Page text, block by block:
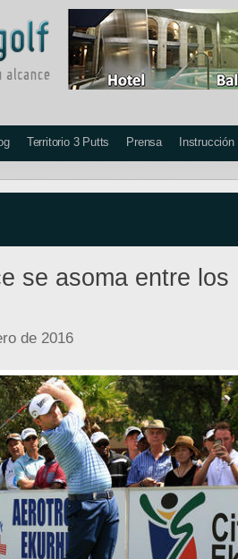
Territorio 3 Putts Prensa Instrucción
se asoma entre los
de 2016